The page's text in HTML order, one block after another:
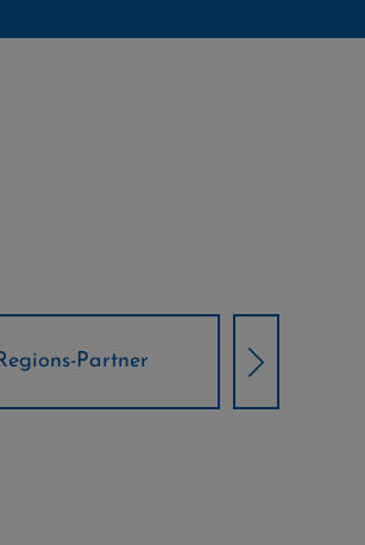
Weltcup-
Partner
Klima